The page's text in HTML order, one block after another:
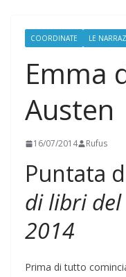
COORDINATE LE
Emma
Austen
16/07/2014 Rufus
Puntata
di libri
2014
Prima di tutto